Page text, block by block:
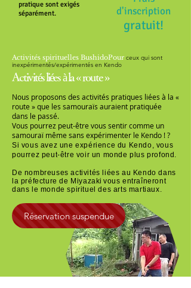
pratique sont exigés
séparément.
d'inscription
gratuit!
Activités spirituelles BushidoPour ceux qui sont
inexpérimentés/expérimentés en Kendo
Activités liées à la « route »
Nous proposons des activités pratiques liées à la «
route » que les samouraïs auraient pratiquée
dans le passé.
Vous pourrez peut-être vous sentir comme un
samouraï même sans expérimenter le Kendo ! ?
Si vous avez une expérience du Kendo, vous
pourrez peut-être voir un monde plus profond.
De nombreuses activités liées au Kendo dans
la préfecture de Miyazaki vous entraîneront
dans le monde spirituel des arts martiaux.
Réservation suspendue